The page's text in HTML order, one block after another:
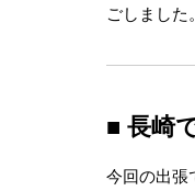
ごしました。
■ 長崎
今回の出張